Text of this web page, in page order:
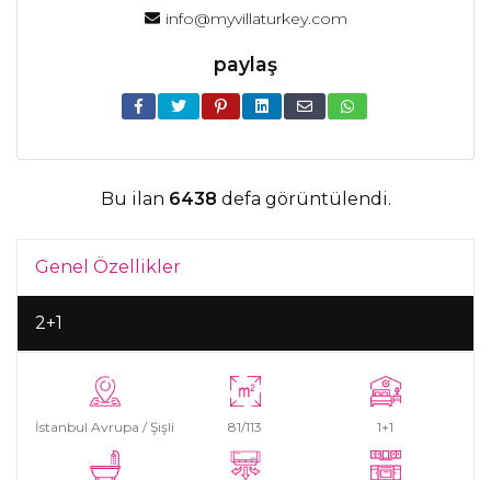
info@myvillaturkey.com
paylaş
Bu ilan 6438 defa görüntülendi.
Genel Özellikler
2+1
İstanbul Avrupa / Şişli 81/113 1+1